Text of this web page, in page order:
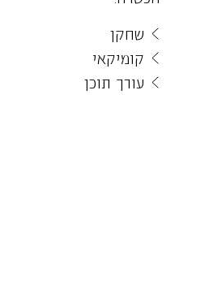
שחקן
קומיקאי
עורך תוכן